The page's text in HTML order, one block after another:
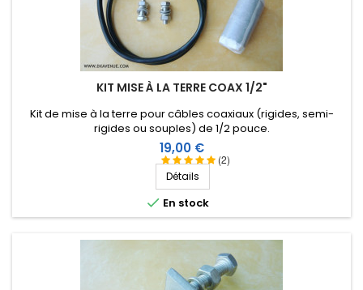
KIT MISE À LA TERRE COAX 1/2"
(2)
Kit de mise à la terre pour câbles coaxiaux (rigides, semi-
rigides ou souples) de 1/2 pouce.
Prix
19,00 €
Détails
 En stock